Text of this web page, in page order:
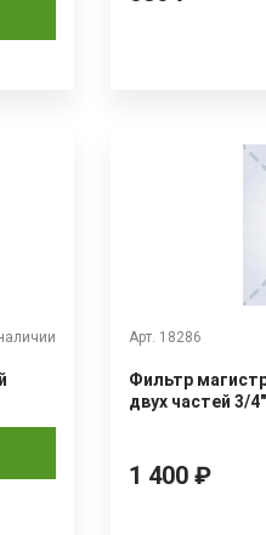
Арт. 18286
Фильтр
двух частей 3/
1 400 ₽